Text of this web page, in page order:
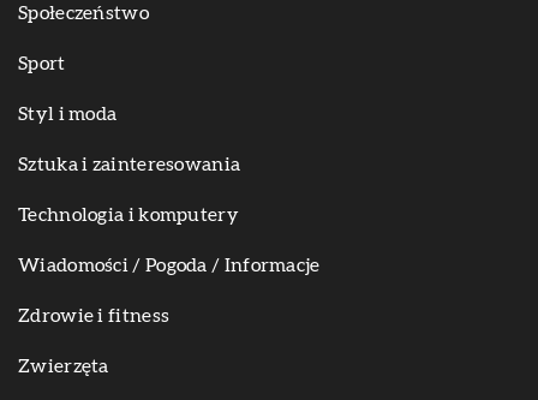
Społeczeństwo
Sport
Styl i moda
Sztuka i zainteresowania
Technologia i komputery
Wiadomości / Pogoda / Informacje
Zdrowie i fitness
Zwierzęta